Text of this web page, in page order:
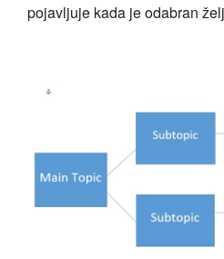
pojavljuje kada je odabran